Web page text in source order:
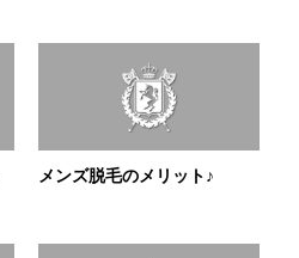
メンズ脱毛のメリット♪